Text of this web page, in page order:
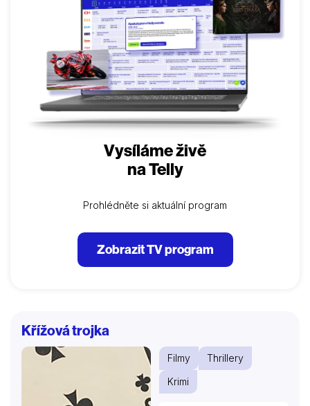
(Zdeněk Ornest) a otrlou barmankou (Marie
Drahokoupilová) – se prolíná s psychologickou
sondou. Vypráví o vztahu cynického desperáta k
jeho ustarané matce a důvěřivým bratrům…
Vysíláme živě
na Telly
Prohlédněte si aktuální program
Zobrazit TV program
Křížová trojka
Filmy
Thrillery
Krimi